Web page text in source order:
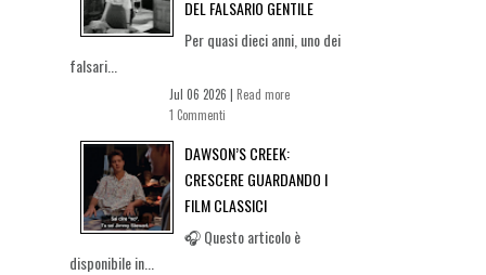
DEL FALSARIO GENTILE
Per quasi dieci anni, uno dei
falsari...
Jul 06 2026 | Read more
1 Commenti
DAWSON’S CREEK:
CRESCERE GUARDANDO I
FILM CLASSICI
🎧 Questo articolo è
disponibile in...